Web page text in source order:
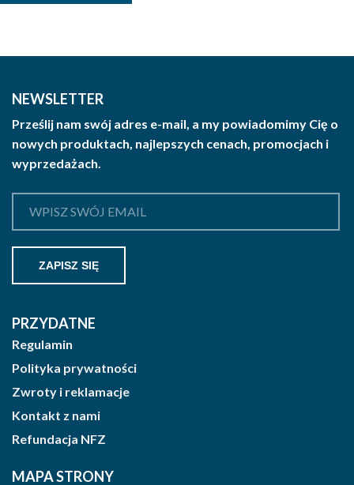
na
stronie
NEWSLETTER
Prześlij nam swój adres e-mail, a my powiadomimy Cię o
nowych produktach, najlepszych cenach, promocjach i
wyprzedażach.
PRZYDATNE
Regulamin
Polityka prywatności
Zwroty i reklamacje
Kontakt z nami
Refundacja NFZ
MAPA STRONY